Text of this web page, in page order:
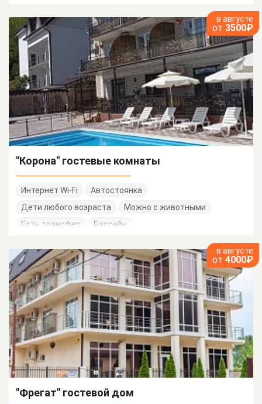
в августе
от 3500₽
"Корона" гостевые комнаты
Интернет Wi-Fi
Автостоянка
Дети любого возраста
Можно с животными
Есть трансфер
Бассейн
в августе
от 4000₽
"Фрегат" гостевой дом